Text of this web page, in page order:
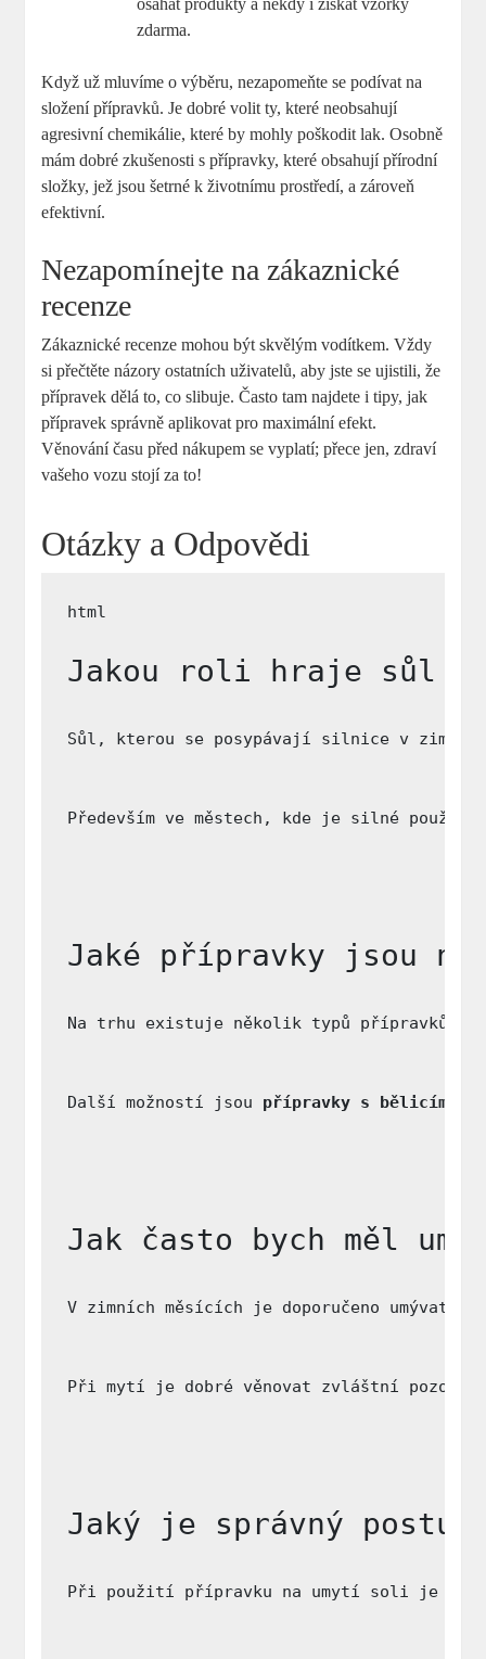
osahat produkty a někdy i získat vzorky
zdarma.
Když už mluvíme o výběru, nezapomeňte se podívat na
složení přípravků. Je dobré volit ty, které neobsahují
agresivní chemikálie, které by mohly poškodit lak. Osobně
mám dobré zkušenosti s přípravky, které obsahují přírodní
složky, jež jsou šetrné k životnímu prostředí, a zároveň
efektivní.
Nezapomínejte na zákaznické
recenze
Zákaznické recenze mohou být skvělým vodítkem. Vždy
si přečtěte názory ostatních uživatelů, aby jste se ujistili, že
přípravek dělá to, co slibuje. Často tam najdete i tipy, jak
přípravek správně aplikovat pro maximální efekt.
Věnování času před nákupem se vyplatí; přece jen, zdraví
vašeho vozu stojí za to!
Otázky a Odpovědi
Jakou roli hraje sůl v
Sůl, kterou se posypávají silnice v
Především ve městech, kde je silné
Jaké přípravky jsou
Na trhu existuje několik typů přípravků
Další možností jsou přípravky s bělicími
Jak často bych měl
V zimních měsících je doporučeno umývat
Při mytí je dobré věnovat zvláštní
Jaký je správný
Při použití přípravku na umytí soli je